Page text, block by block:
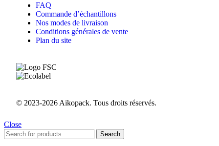
FAQ
Commande d’échantillons
Nos modes de livraison
Conditions générales de vente
Plan du site
© 2023-2026 Aikopack. Tous droits réservés.
Close
Search